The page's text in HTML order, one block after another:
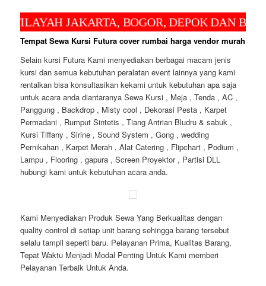
JAKARTA, BOGOR, DEPOK DAN BEKASI
Tempat Sewa Kursi Futura cover rumbai harga vendor murah
Selain kursi Futura Kami menyediakan berbagai macam jenis
kursi dan semua kebutuhan peralatan event lainnya yang kami
rentalkan bisa konsultasikan kekami untuk kebutuhan apa saja
untuk acara anda diantaranya Sewa Kursi , Meja , Tenda , AC ,
Panggung , Backdrop , Misty cool , Dekorasi Pesta , Karpet
Permadani , Rumput Sintetis , Tiang Antrian Bludru & sabuk ,
Kursi Tiffany , Sirine , Sound System , Gong , wedding
Pernikahan , Karpet Merah , Alat Catering , Flipchart , Podium ,
Lampu , Flooring , gapura , Screen Proyektor , Partisi DLL
hubungi kami untuk kebutuhan acara anda.
Kami Menyediakan Produk Sewa Yang Berkualitas dengan
quality control di setiap unit barang sehingga barang tersebut
selalu tampil seperti baru. Pelayanan Prima, Kualitas Barang,
Tepat Waktu Menjadi Modal Penting Untuk Kami memberi
Pelayanan Terbaik Untuk Anda.